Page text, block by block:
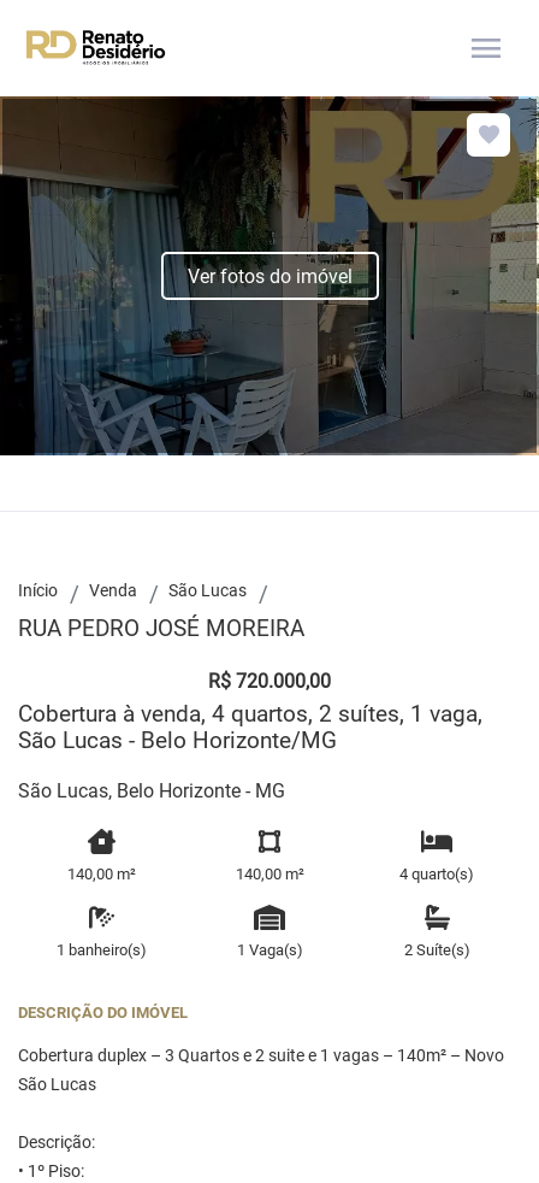
menu
Ver fotos do imóvel
Início Venda São Lucas
RUA PEDRO JOSÉ MOREIRA
R$ 720.000,00
Cobertura à venda, 4 quartos, 2 suítes, 1 vaga,
São Lucas - Belo Horizonte/MG
São Lucas, Belo Horizonte - MG
140,00 m² 140,00 m² 4 quarto(s)
1 banheiro(s) 1 Vaga(s) 2 Suíte(s)
DESCRIÇÃO DO IMÓVEL
Cobertura duplex – 3 Quartos e 2 suite e 1 vagas – 140m² – Novo
São Lucas
Descrição:
• 1º Piso: